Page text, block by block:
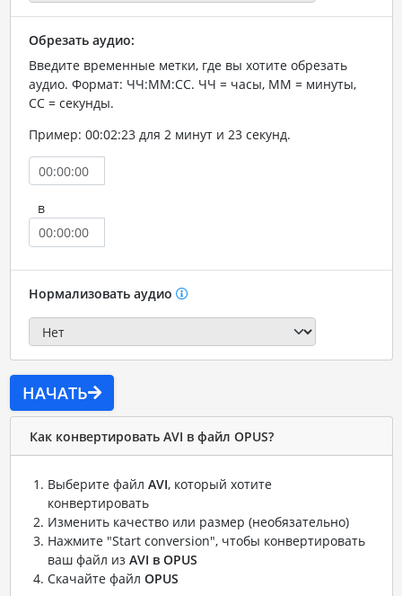
Обрезать аудио:
Введите временные метки, где вы хотите обрезать
аудио. Формат: ЧЧ:ММ:СС. ЧЧ = часы, ММ = минуты,
СС = секунды.
Пример: 00:02:23 для 2 минут и 23 секунд.
в
Нормализовать аудио
НАЧАТЬ
Как конвертировать AVI в файл OPUS?
Выберите файл AVI, который хотите
конвертировать
Изменить качество или размер (необязательно)
Нажмите "Start conversion", чтобы конвертировать
ваш файл из AVI в OPUS
Скачайте файл OPUS